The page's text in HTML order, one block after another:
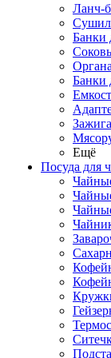
Ланч-
Банки
Банки
Ещё
Посуда для